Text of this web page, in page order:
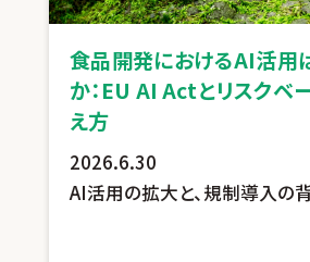
食品開発におけるAI活用
か：EU AI Actとリスクベ
え方
2026.6.30
AI活用の拡大と、規制導入の